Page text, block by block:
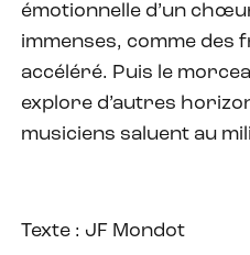
émotionnelle d’un
immenses, comme des
accéléré. Puis le
explore d’autres
musiciens saluent au
Texte : JF Mondot